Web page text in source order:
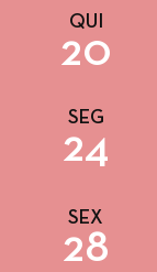
QUI
20
SEG
24
SEX
28